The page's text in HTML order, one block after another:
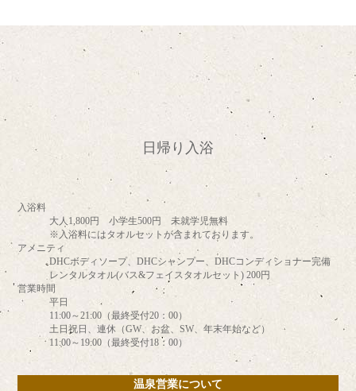
日帰り入浴
入浴料
大人1,800円 小学生500円 未就学児無料
※入浴料にはタオルセットが含まれております。
アメニティ
DHCボディソープ、DHCシャンプー、DHCコンディショナー完備
レンタルタオル(バス&フェイスタオルセット) 200円
営業時間
平日
11:00～21:00（最終受付20：00）
土日祝日、連休（GW、お盆、SW、年末年始など）
11:00～19:00（最終受付18：00）
温泉営業について